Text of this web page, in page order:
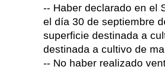
-- Haber declarado en el
el día 30 de septiembre
superficie destinada a
destinada a cultivo de
-- No haber realizado